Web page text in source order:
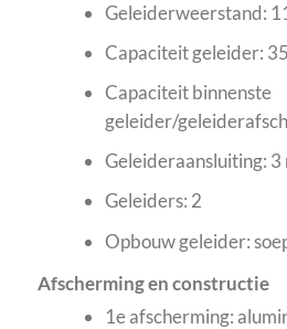
Geleiderweerstand:
Capaciteit geleider:
Capaciteit binnenste
geleider/
Geleideraansluiting: 3
Geleiders: 2
Opbouw geleider:
Afscherming en constructie
1e afscherming: